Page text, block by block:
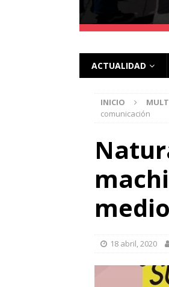
ACTUALIDAD
INICIO
comunicación
18 abril, 2020